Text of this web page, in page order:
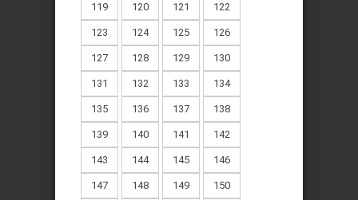
119 120 121 122
123 124 125 126
127 128 129 130
131 132 133 134
135 136 137 138
139 140 141 142
143 144 145 146
147 148 149 150